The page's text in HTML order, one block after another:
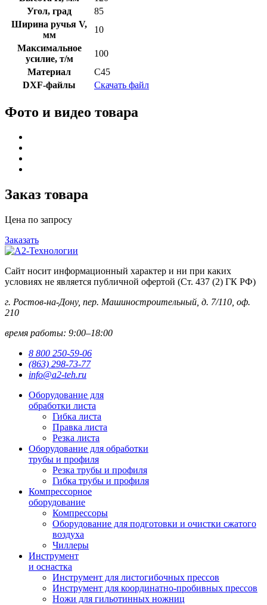
Угол, град
85
Ширина ручья V,
мм
10
Максимальное
усилие, т/м
100
Материал
C45
DXF-файлы
Скачать файл
Фото и видео товара
Заказ товара
Цена по запросу
Заказать
Сайт носит информационный характер и ни при каких
условиях не является публичной офертой (Ст. 437 (2) ГК РФ)
г. Ростов-на-Дону, пер. Машиностроительный, д. 7/110, оф.
210
время работы: 9:00–18:00
8 800 250-59-06
(863) 298-73-77
info@a2-teh.ru
Оборудование для
обработки листа
Гибка листа
Правка листа
Резка листа
Оборудование для обработки
трубы и профиля
Резка трубы и профиля
Гибка трубы и профиля
Компрессорное
оборудование
Компрессоры
Оборудование для подготовки и очистки сжатого
воздуха
Чиллеры
Инструмент
и оснастка
Инструмент для листогибочных прессов
Инструмент для координатно-пробивных прессов
Ножи для гильотинных ножниц